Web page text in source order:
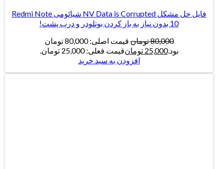
فایل حل مشکل NV Data is Corrupted شیائومی Redmi Note
10 بدون نیاز به باز کردن بوتلودر و درب پشت!
80,000تومان
قیمت اصلی: 80,000 تومان
بود.25,000تومانقیمت فعلی: 25,000 تومان.
افزودن به سبد خرید